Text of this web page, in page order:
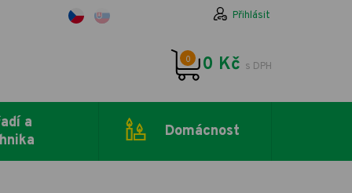
Přihlásit
0 0 Kč s DPH
a
Domácnost